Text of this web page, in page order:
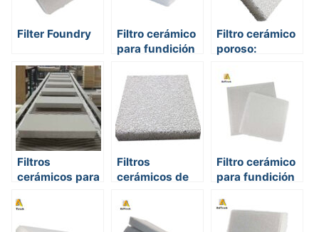
Filter Foundry
Filtro cerámico
para fundición
Filtro cerámico
poroso:
aplicaciones y
principio de
funcionamiento
Filtros
cerámicos para
Filtros
cerámicos de
Filtro cerámico
para fundición